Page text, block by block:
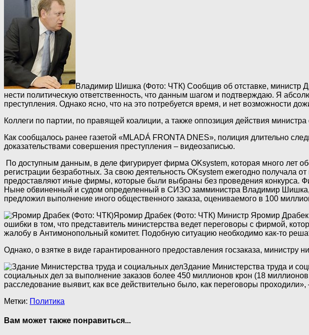
Владимир Шишка (Фото: ЧТК) Сообщив об отставке, министр
нести политическую ответственность, что данным шагом и подтверждаю. Я
преступления. Однако ясно, что на это потребуется время, и нет возможности
Коллеги по партии, по правящей коалиции, а также оппозиция действия министра
Как сообщалось ранее газетой «MLADÁ FRONTA DNES», полиция длительно
доказательствами совершения преступления – видеозаписью.
По доступным данным, в деле фигурирует фирма OKsystem, которая много лет
регистрации безработных. За свою деятельность OKsystem ежегодно получала
предоставляют иные фирмы, которые были выбраны без проведения конкурса.
Ныне обвиненный и судом определенный в СИЗО замминистра Владимир Шишка,
предложил выполнение иного общественного заказа, оцениваемого в 100
Яромир Драбек (Фото: ЧТК) Министр Яромир
ошибки в том, что представитель министерства ведет переговоры с фирмой,
жалобу в Антимонопольный комитет. Подобную ситуацию необходимо как-то
Однако, о взятке в виде гарантированного предоставления госзаказа, министру
Здание Министерства труда и
социальных дел за выполнение заказов более 450 миллионов крон (18
расследование выявит, как все действительно было, как переговоры
Метки: Политика
Вам может также понравиться...